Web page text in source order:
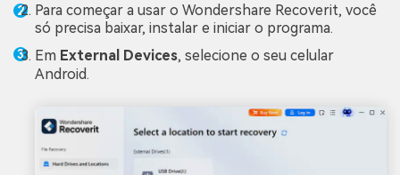
Para começar a usar o Wondershare Recoverit, você
só precisa baixar, instalar e iniciar o programa.
Em External Devices, selecione o seu celular
Android.